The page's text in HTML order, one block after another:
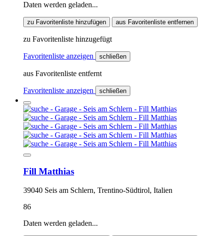
Daten werden geladen...
zu Favoritenliste hinzufügen aus Favoritenliste entfernen
zu Favoritenliste hinzugefügt
Favoritenliste anzeigen schließen
aus Favoritenliste entfernt
Favoritenliste anzeigen schließen
Fill Matthias
39040 Seis am Schlern, Trentino-Südtirol, Italien
86
Daten werden geladen...